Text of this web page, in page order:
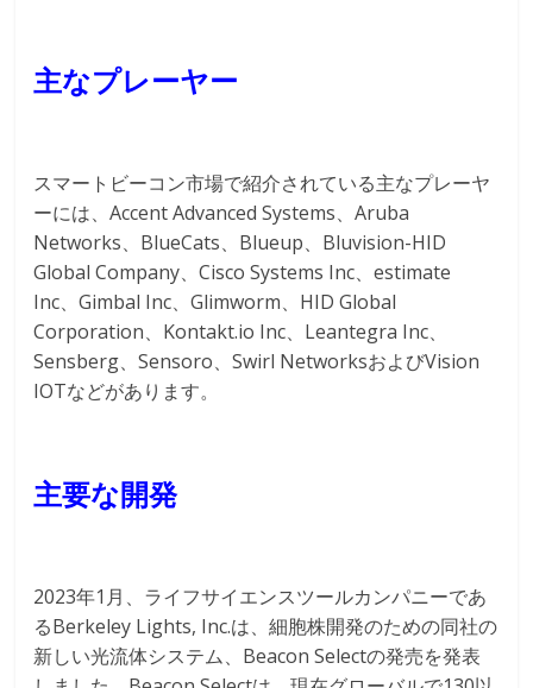
主なプレーヤー
スマートビーコン市場で紹介されている主なプレーヤ
ーには、Accent Advanced Systems、Aruba
Networks、BlueCats、Blueup、Bluvision-HID
Global Company、Cisco Systems Inc、estimate
Inc、Gimbal Inc、Glimworm、HID Global
Corporation、Kontakt.io Inc、Leantegra Inc、
Sensberg、Sensoro、Swirl NetworksおよびVision
IOTなどがあります。
主要な開発
2023年1月、ライフサイエンスツールカンパニーであ
るBerkeley Lights, Inc.は、細胞株開発のための同社の
新しい光流体システム、Beacon Selectの発売を発表